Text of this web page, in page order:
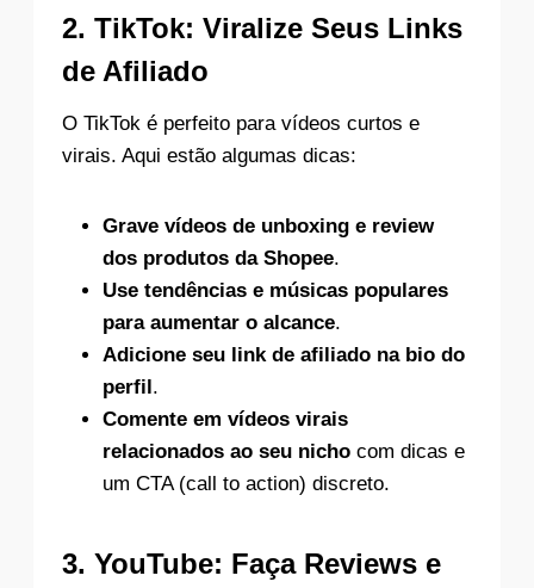
2. TikTok: Viralize Seus Links
de Afiliado
O TikTok é perfeito para vídeos curtos e
virais. Aqui estão algumas dicas:
Grave vídeos de unboxing e review
dos produtos da Shopee.
Use tendências e músicas populares
para aumentar o alcance.
Adicione seu link de afiliado na bio do
perfil .
Comente em vídeos virais
relacionados ao seu nicho com dicas e
um CTA (call to action) discreto.
3. YouTube: Faça Reviews e